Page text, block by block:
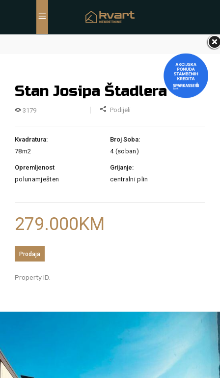
Stan Josipa Štadlera
3179 Podijeli
Kvadratura:
78m2
Broj Soba:
4 (soban)
Opremljenost
polunamješten
Grijanje:
centralni plin
279.000KM
Prodaja
Property ID: